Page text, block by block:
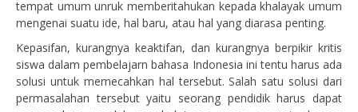
tempat umum unruk memberitahukan kepada khalayak umum
mengenai suatu ide, hal baru, atau hal yang diarasa penting.
Kepasifan, kurangnya keaktifan, dan kurangnya berpikir kritis
siswa dalam pembelajarn bahasa Indonesia ini tentu harus ada
solusi untuk memecahkan hal tersebut. Salah satu solusi dari
permasalahan tersebut yaitu seorang pendidik harus dapat